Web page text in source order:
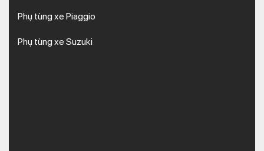
Phụ tùng xe Piaggio
Phụ tùng xe Suzuki